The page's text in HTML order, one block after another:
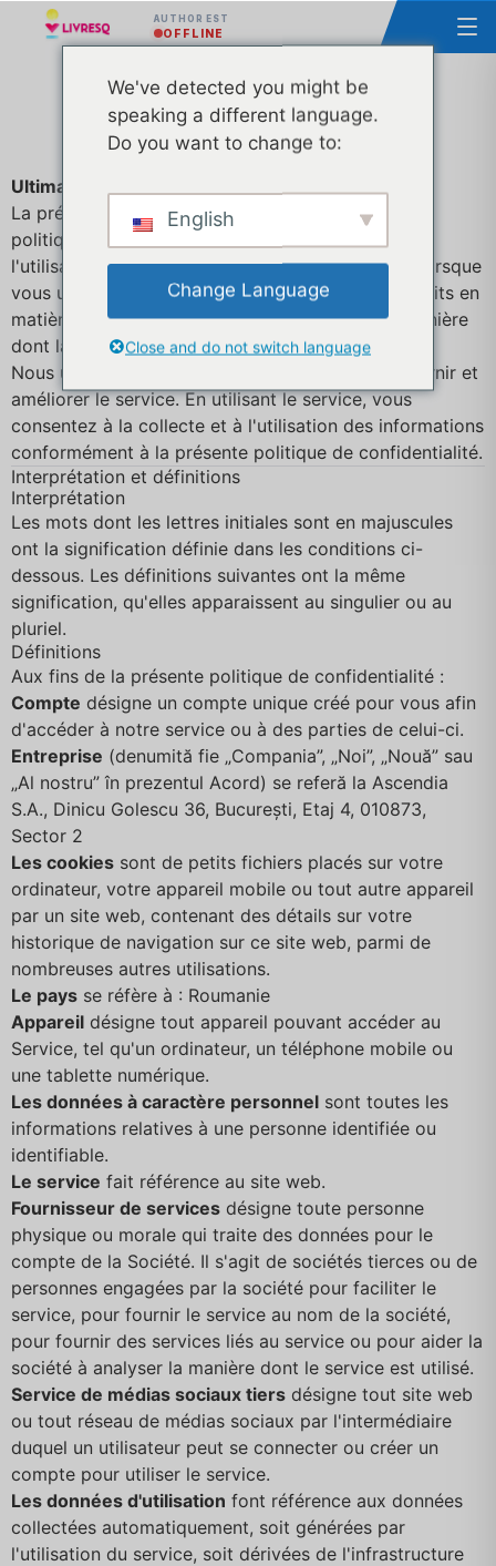
AUTHOR EST
OFFLINE
Politique de
confidentialité
Ultima actualizare: 31 martie 2026
La présente politique de confidentialité décrit nos
politiques et procédures concernant la collecte,
l'utilisation et la divulgation de vos informations lorsque
vous utilisez le service et vous informe de vos droits en
matière de protection de la vie privée et de la manière
dont la loi vous protège.
Nous utilisons vos données personnelles pour fournir et
améliorer le service. En utilisant le service, vous
consentez à la collecte et à l'utilisation des informations
conformément à la présente politique de confidentialité.
Interprétation et définitions
Interprétation
Les mots dont les lettres initiales sont en majuscules
ont la signification définie dans les conditions ci-
dessous. Les définitions suivantes ont la même
signification, qu'elles apparaissent au singulier ou au
pluriel.
Définitions
Aux fins de la présente politique de confidentialité :
Compte désigne un compte unique créé pour vous afin
d'accéder à notre service ou à des parties de celui-ci.
Entreprise (denumită fie „Compania”, „Noi”, „Nouă” sau
„Al nostru” în prezentul Acord) se referă la Ascendia
S.A., Dinicu Golescu 36, București, Etaj 4, 010873,
Sector 2
Les cookies sont de petits fichiers placés sur votre
ordinateur, votre appareil mobile ou tout autre appareil
par un site web, contenant des détails sur votre
historique de navigation sur ce site web, parmi de
nombreuses autres utilisations.
Le pays se réfère à : Roumanie
Appareil désigne tout appareil pouvant accéder au
Service, tel qu'un ordinateur, un téléphone mobile ou
une tablette numérique.
Les données à caractère personnel sont toutes les
informations relatives à une personne identifiée ou
identifiable.
Le service fait référence au site web.
Fournisseur de services désigne toute personne
physique ou morale qui traite des données pour le
compte de la Société. Il s'agit de sociétés tierces ou de
personnes engagées par la société pour faciliter le
service, pour fournir le service au nom de la société,
pour fournir des services liés au service ou pour aider la
société à analyser la manière dont le service est utilisé.
Service de médias sociaux tiers désigne tout site web
ou tout réseau de médias sociaux par l'intermédiaire
duquel un utilisateur peut se connecter ou créer un
compte pour utiliser le service.
Les données d'utilisation font référence aux données
collectées automatiquement, soit générées par
l'utilisation du service, soit dérivées de l'infrastructure
We've detected you might be
speaking a different language.
Do you want to change to:
English
Change Language
Close and do not switch language